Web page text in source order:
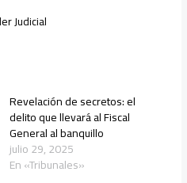
Judicial
Revelación de secretos: el
delito que llevará al Fiscal
General al banquillo
julio 29, 2025
En «Tribunales»